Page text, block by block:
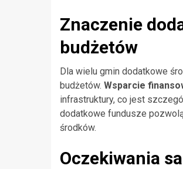
Znaczenie
budżetów
Dla wielu gmin dodatkowe
budżetów. Wsparcie
infrastruktury, co jest
dodatkowe fundusze
środków.
Oczekiwania